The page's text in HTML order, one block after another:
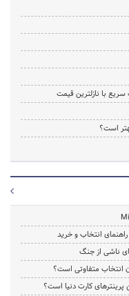
با نازلترین قیمت
است؟
انتخاب و خرید
انتخاب متفاوتی است؟